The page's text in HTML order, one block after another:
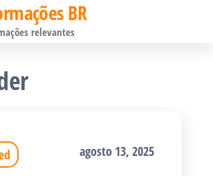
BR
relevantes
agosto 13, 2025